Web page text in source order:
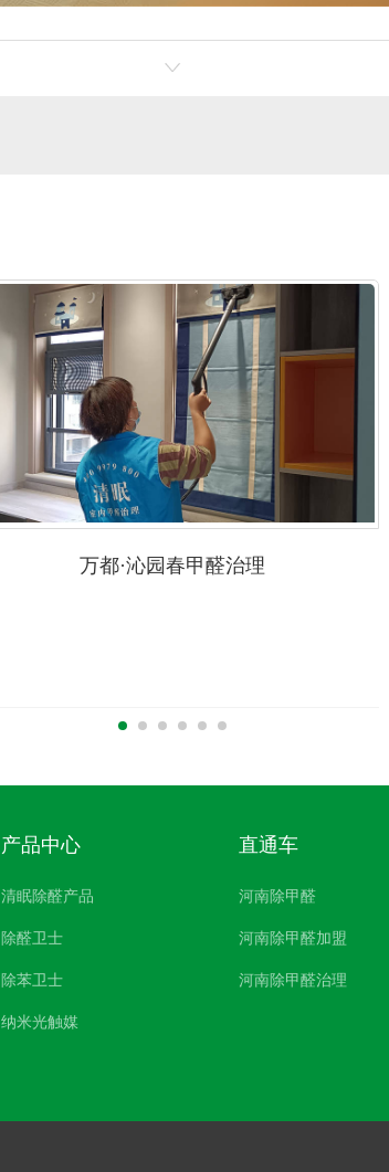
万都·沁园春甲醛治理
产品中心
清眠除醛产品
除醛卫士
除苯卫士
纳米光触媒
直通车
河南除甲醛
河南除甲醛加盟
河南除甲醛治理